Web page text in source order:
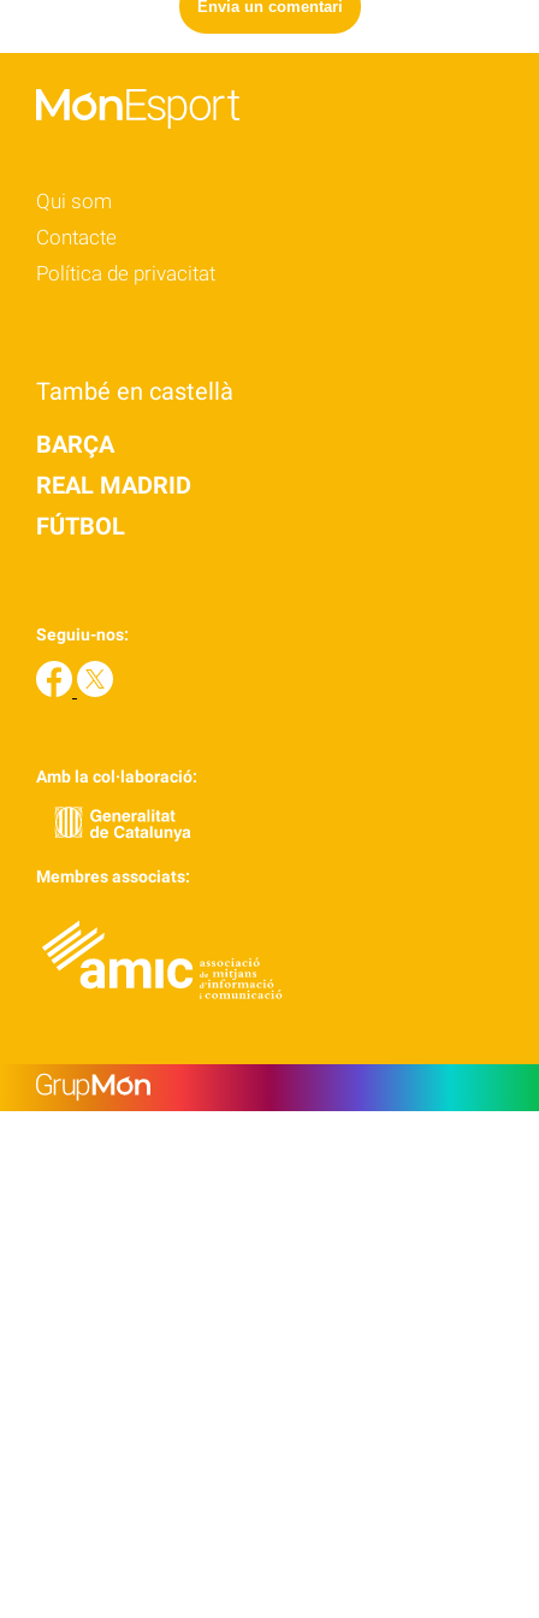
Qui som
Contacte
Política de privacitat
També en castellà
BARÇA
REAL MADRID
FÚTBOL
Seguiu-nos:
Amb la col·laboració:
Membres associats: